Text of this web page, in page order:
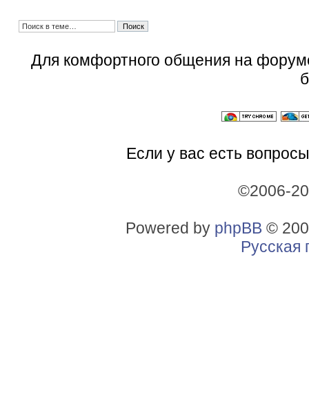
Для комфортного общения на
Если у вас есть
©2006-
Powered by phpBB ©
Русская